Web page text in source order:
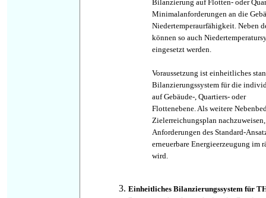
Bilanzierung auf Flotten- oder
Minimalanforderungen an die
Niedertemperaurfähigkeit. Neben
können so auch
eingesetzt werden.
Voraussetzung ist einheitliches
Bilanzierungssystem für die
auf Gebäude-, Quartiers- oder
Flottenebene. Als weitere
Zielerreichungsplan
Anforderungen des Standard-
erneuerbare Energieerzeugung im
wird.
Einheitliches Bilanzierungssystem für